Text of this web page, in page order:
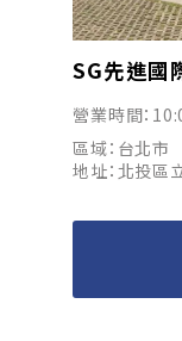
SG先進國
營業時間：
區域：台北市
地址：北投區